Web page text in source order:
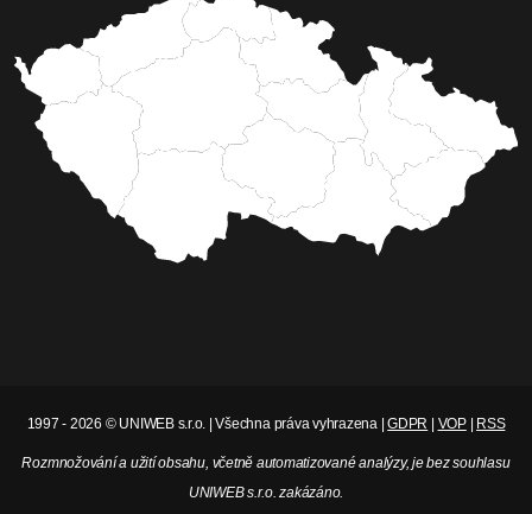
1997 - 2026 © UNIWEB s.r.o. | Všechna práva vyhrazena |GDPR VOP| RSS
Rozmnožování a užití obsahu, včetně automatizované analýzy, je bez souhlasu
UNIWEB s.r.o. zakázáno.